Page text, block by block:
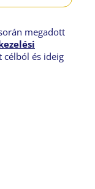
megadott
célból és ideig